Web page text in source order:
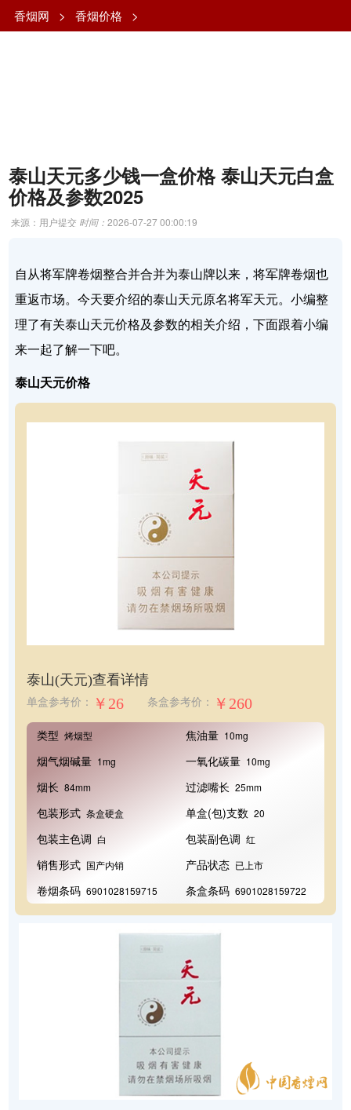
香烟网 > 香烟价格 >
泰山天元多少钱一盒价格 泰山天元白盒
价格及参数2025
来源：用户提交 时间：2026-07-27 00:00:19
自从将军牌卷烟整合并合并为泰山牌以来，将军牌卷烟也
重返市场。今天要介绍的泰山天元原名将军天元。小编整
理了有关泰山天元价格及参数的相关介绍，下面跟着小编
来一起了解一下吧。
泰山天元价格
泰山(天元)查看详情
单盒参考价： ￥26 条盒参考价： ￥260
类型 烤烟型 焦油量 10mg
烟气烟碱量 1mg 一氧化碳量 10mg
烟长 84mm 过滤嘴长 25mm
包装形式 条盒硬盒 单盒(包)支数 20
包装主色调 白 包装副色调 红
销售形式 国产内销 产品状态 已上市
卷烟条码 6901028159715 条盒条码 6901028159722